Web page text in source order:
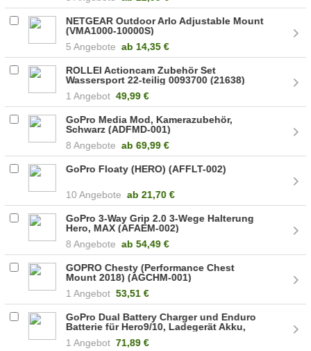
NETGEAR Outdoor Arlo Adjustable Mount
(VMA1000-10000S)
5 Angebote ab 14,35 €
ROLLEI Actioncam Zubehör Set
Wassersport 22-teilig 0093700 (21638)
1 Angebot 49,99 €
GoPro Media Mod, Kamerazubehör,
Schwarz (ADFMD-001)
8 Angebote ab 69,99 €
GoPro Floaty (HERO) (AFFLT-002)
10 Angebote ab 21,70 €
GoPro 3-Way Grip 2.0 3-Wege Halterung
Hero, MAX (AFAEM-002)
8 Angebote ab 54,49 €
GOPRO Chesty (Performance Chest
Mount 2018) (AGCHM-001)
1 Angebot 53,51 €
GoPro Dual Battery Charger und Enduro
Batterie für Hero9/10, Ladegerät Akku,
1 Angebot 71,89 €